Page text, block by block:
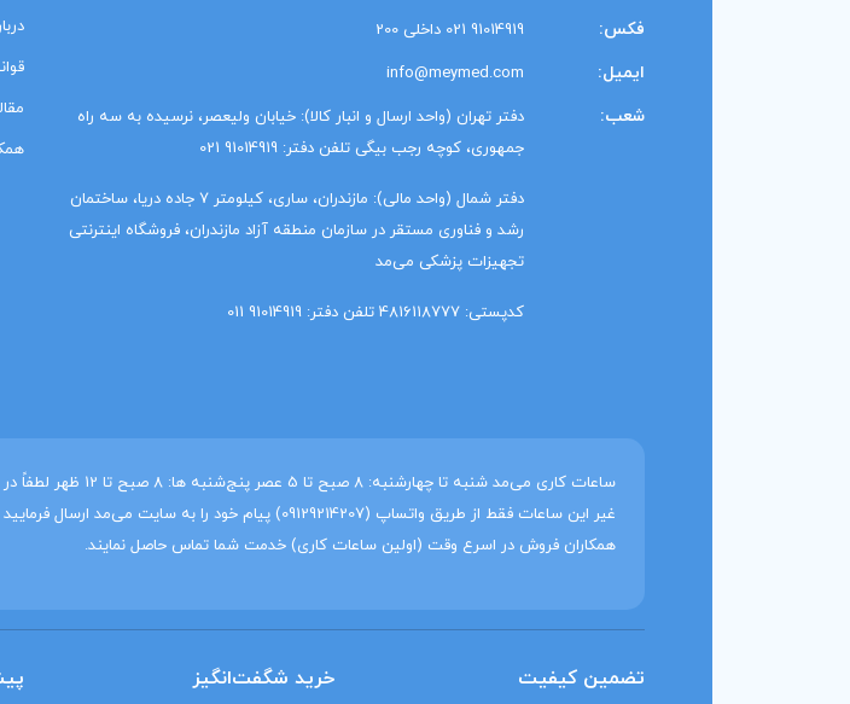
فکس: 91014919 021 داخلی 200
ایمیل: info@meymed.com
شعب:
دفتر تهران (واحد ارسال و انبار کالا): خیابان ولیعصر، نرسیده به سه راه
جمهوری، کوچه رجب بیگی تلفن دفتر: 91014919 021
دفتر شمال (واحد مالی): مازندران، ساری، کیلومتر 7 جاده دریا، ساختمان
رشد و فناوری مستقر در سازمان منطقه آزاد مازندران، فروشگاه اینترنتی
تجهیزات پزشکی می‌مد
کدپستی: 4816118777 تلفن دفتر: 91014919 011
ساعات کاری می‌مد شنبه تا چهارشنبه: 8 صبح تا 5 عصر پنج‌شنبه ها: 8 صبح تا 12 ظهر لطفاً در
غیر این ساعات فقط از طریق واتساپ (09129214207) پیام خود را به سایت می‌مد ارسال
همکاران فروش در اسرع وقت (اولین ساعات کاری) خدمت شما تماس حاصل نمایند.
تضمین کیفیت خرید شگفت‌انگیز